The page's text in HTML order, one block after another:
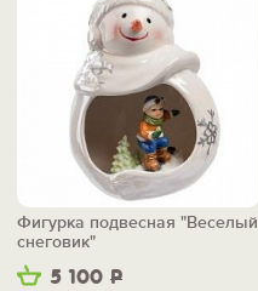
5 100 Р
Фигурка подвесная "Веселый
снеговик"